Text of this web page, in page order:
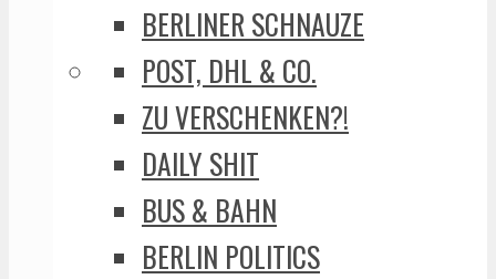
BERLINER SCHNAUZE
POST, DHL & CO.
ZU VERSCHENKEN?!
DAILY SHIT
BUS & BAHN
BERLIN POLITICS